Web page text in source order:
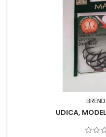
BREND:
UDICA,